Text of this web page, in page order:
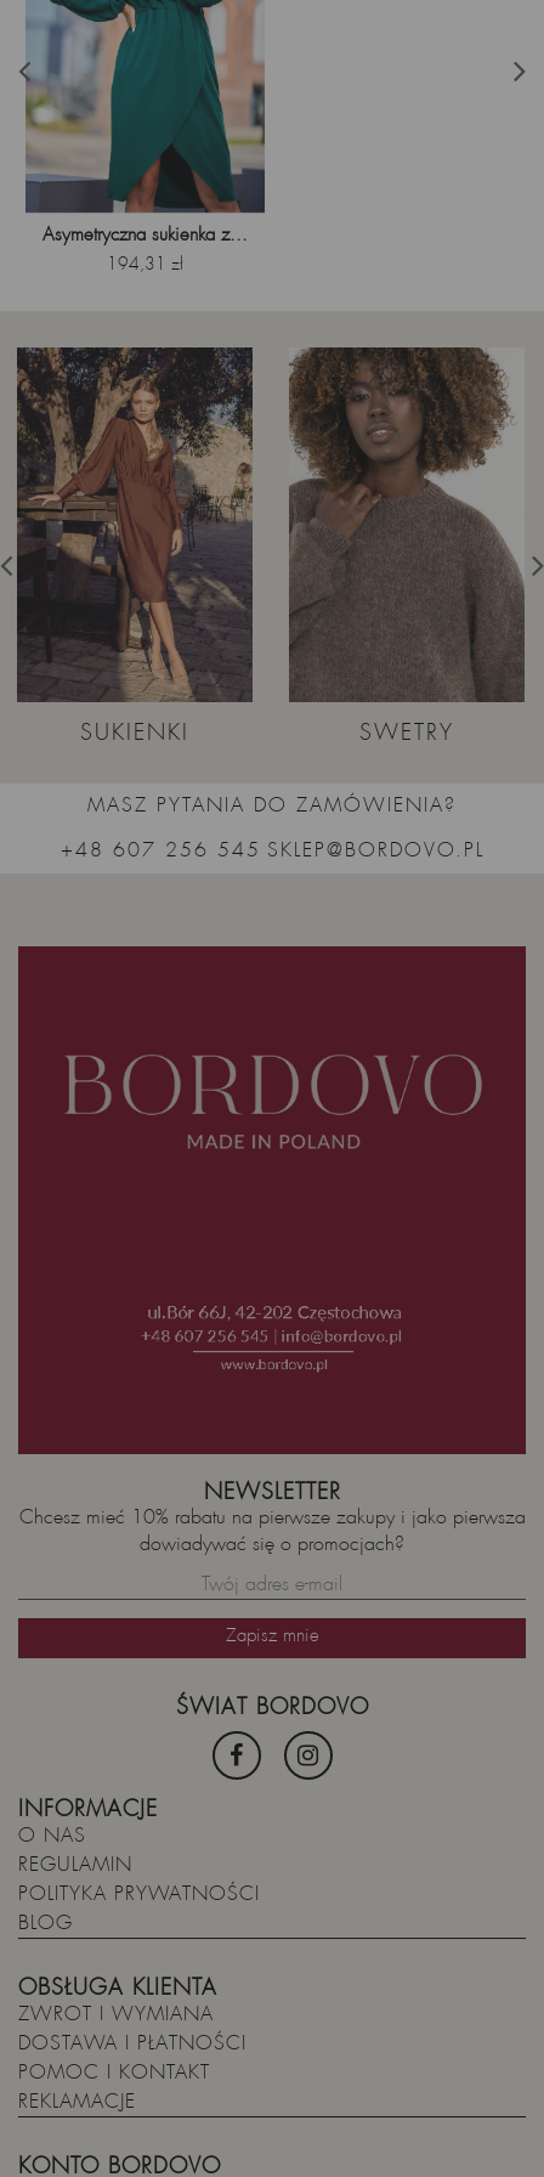
Asymetryczna sukienka z...
Cena
194,31 zł
SUKIENKI SWETRY
MASZ PYTANIA DO ZAMÓWIENIA?
+48 607 256 545 SKLEP@BORDOVO.PL
INFORMACJE
O NAS
REGULAMIN
POLITYKA PRYWATNOŚCI
BLOG
OBSŁUGA KLIENTA
ZWROT I WYMIANA
DOSTAWA I PŁATNOŚCI
POMOC I KONTAKT
REKLAMACJE
KONTO BORDOVO
ŚWIAT BORDOVO
NEWSLETTER
Chcesz mieć 10% rabatu na pierwsze zakupy i jako pierwsza
dowiadywać się o promocjach?